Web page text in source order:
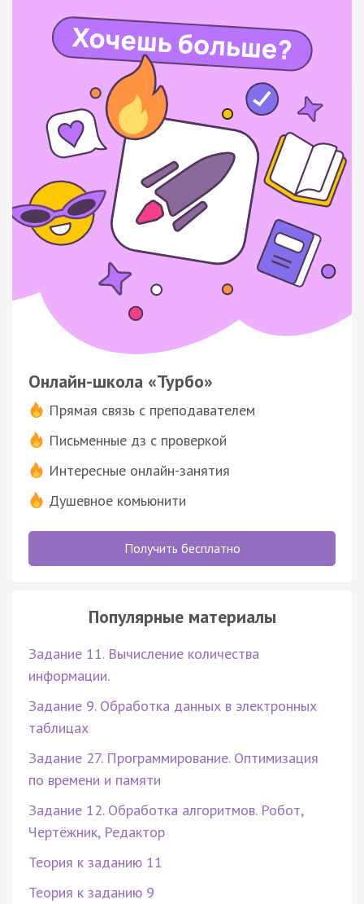
Онлайн-школа «Турбо»
Прямая связь с преподавателем
Письменные дз с проверкой
Интересные онлайн-занятия
Душевное комьюнити
Получить бесплатно
Популярные материалы
Задание 11. Вычисление количества
информации.
Задание 9. Обработка данных в электронных
таблицах
Задание 27. Программирование. Оптимизация
по времени и памяти
Задание 12. Обработка алгоритмов. Робот,
Чертёжник, Редактор
Теория к заданию 11
Теория к заданию 9